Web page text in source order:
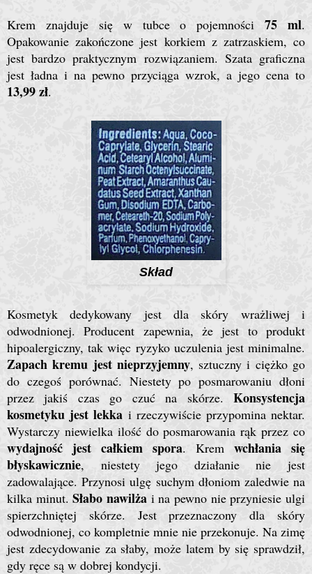
Krem znajduje się w tubce o pojemności75 ml.
Opakowanie zakończone jest korkiem z zatrzaskiem, co
jest bardzo praktycznym rozwiązaniem. Szata graficzna
jest ładna i na pewno przyciąga wzrok, a jego cena to
13,99 zł.
Skład
Kosmetyk dedykowany jest dla skóry wrażliwej i
odwodnionej. Producent zapewnia, że jest to produkt
hipoalergiczny, tak więc ryzyko uczulenia jest minimalne.
Zapach kremu jest nieprzyjemny, sztuczny i ciężko go
do czegoś porównać. Niestety po posmarowaniu dłoni
przez jakiś czas go czuć na skórze. Konsystencja
kosmetyku jest lekka i rzeczywiście przypomina nektar.
Wystarczy niewielka ilość do posmarowania rąk przez co
wydajność jest całkiem spora. Krem wchłania się
błyskawicznie, niestety jego działanie nie jest
zadowalające. Przynosi ulgę suchym dłoniom zaledwie na
kilka minut.Słabo nawilża i na pewno nie przyniesie ulgi
spierzchniętej skórze. Jest przeznaczony dla skóry
odwodnionej, co kompletnie mnie nie przekonuje. Na zimę
jest zdecydowanie za słaby, może latem by się sprawdził,
gdy ręce są w dobrej kondycji.